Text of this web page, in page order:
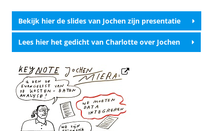
Bekijk hier de slides van Jochen zijn presentatie
Lees hier het gedicht van Charlotte over Jochen